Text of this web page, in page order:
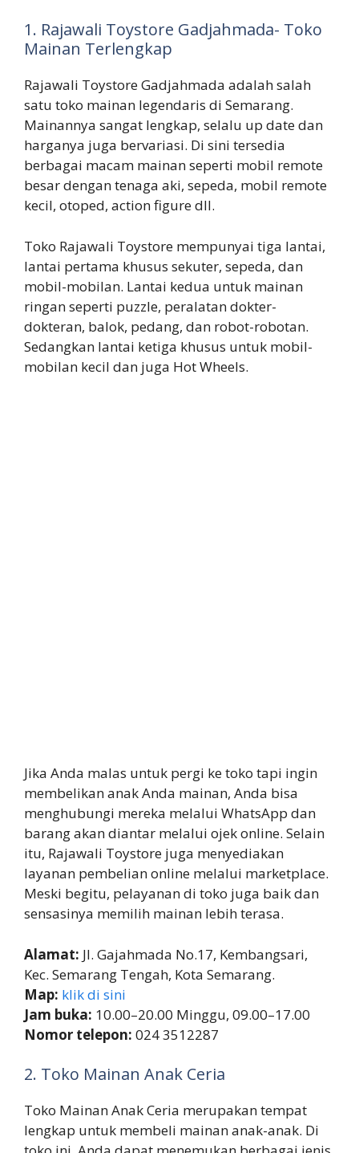
1. Rajawali Toystore Gadjahmada- Toko
Mainan Terlengkap
Rajawali Toystore Gadjahmada adalah salah
satu toko mainan legendaris di Semarang.
Mainannya sangat lengkap, selalu up date dan
harganya juga bervariasi. Di sini tersedia
berbagai macam mainan seperti mobil remote
besar dengan tenaga aki, sepeda, mobil remote
kecil, otoped, action figure dll.
Toko Rajawali Toystore mempunyai tiga lantai,
lantai pertama khusus sekuter, sepeda, dan
mobil-mobilan. Lantai kedua untuk mainan
ringan seperti puzzle, peralatan dokter-
dokteran, balok, pedang, dan robot-robotan.
Sedangkan lantai ketiga khusus untuk mobil-
mobilan kecil dan juga Hot Wheels.
Jika Anda malas untuk pergi ke toko tapi ingin
membelikan anak Anda mainan, Anda bisa
menghubungi mereka melalui WhatsApp dan
barang akan diantar melalui ojek online. Selain
itu, Rajawali Toystore juga menyediakan
layanan pembelian online melalui marketplace.
Meski begitu, pelayanan di toko juga baik dan
sensasinya memilih mainan lebih terasa.
Alamat: Jl. Gajahmada No.17, Kembangsari,
Kec. Semarang Tengah, Kota Semarang.
Map: klik di sini
Jam buka: 10.00–20.00 Minggu, 09.00–17.00
Nomor telepon: 024 3512287
2. Toko Mainan Anak Ceria
Toko Mainan Anak Ceria merupakan tempat
lengkap untuk membeli mainan anak-anak. Di